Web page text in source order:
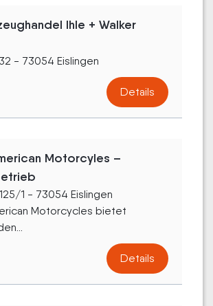
Ihle + Walker
- 73054 Eislingen
Details
Motorcyles –
1 - 73054 Eislingen
Motorcycles bietet
Details